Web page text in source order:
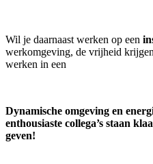
Wil je daarnaast werken op een
werkomgeving, de vrijheid
werken in een
Dynamische omgeving en
enthousiaste collega’s staan
geven!